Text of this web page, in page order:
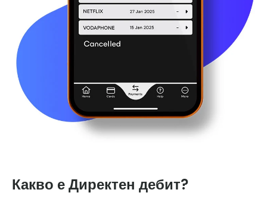
Какво е Директен дебит?